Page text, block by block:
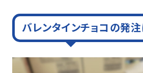
バレンタインチョコの発